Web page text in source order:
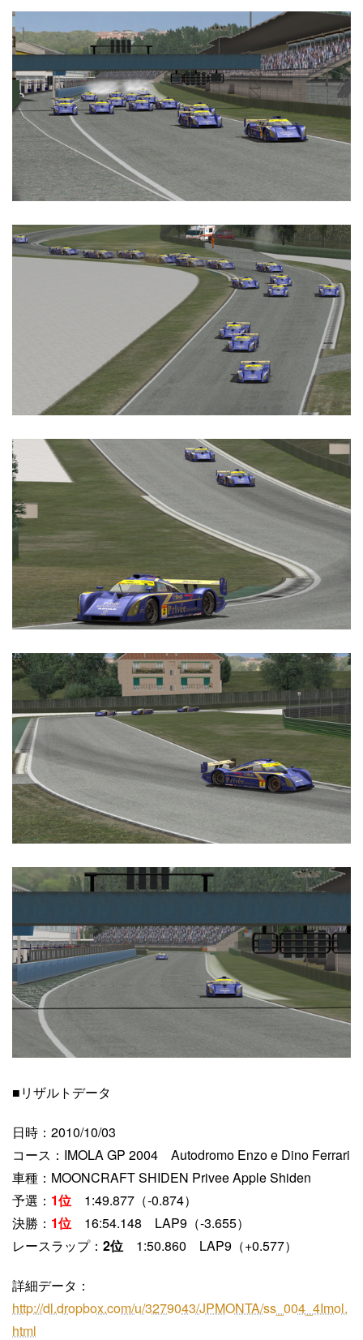
■リザルトデータ
日時：2010/10/03
コース：IMOLA GP 2004 Autodromo Enzo e Dino Ferrari
車種：MOONCRAFT SHIDEN Privee Apple Shiden
予選： 1位 1:49.877（-0.874）
決勝： 1位 16:54.148 LAP9（-3.655）
レースラップ： 2位 1:50.860 LAP9（+0.577）
詳細データ：
http://dl.dropbox.com/u/3279043/JPMONTA/ss_004_4Imol.
html